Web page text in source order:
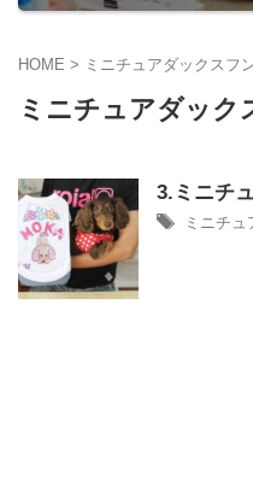
HOME > ミニチュアダックスフ
ミニチュアダック
3.ミニチ
ミニチュ